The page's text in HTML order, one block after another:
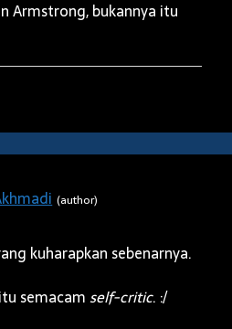
Armstrong, bukannya itu
kuharapkan sebenarnya.
semacamself-critic. :/